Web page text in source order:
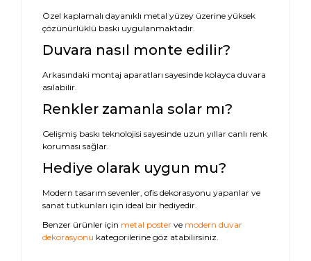
Özel kaplamalı dayanıklı metal yüzey üzerine yüksek
çözünürlüklü baskı uygulanmaktadır.
Duvara nasıl monte edilir?
Arkasındaki montaj aparatları sayesinde kolayca duvara
asılabilir.
Renkler zamanla solar mı?
Gelişmiş baskı teknolojisi sayesinde uzun yıllar canlı renk
koruması sağlar.
Hediye olarak uygun mu?
Modern tasarım sevenler, ofis dekorasyonu yapanlar ve
sanat tutkunları için ideal bir hediyedir.
Benzer ürünler için metal poster ve modern duvar
dekorasyonu kategorilerine göz atabilirsiniz.